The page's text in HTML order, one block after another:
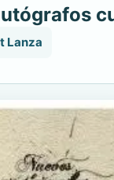
Lanza